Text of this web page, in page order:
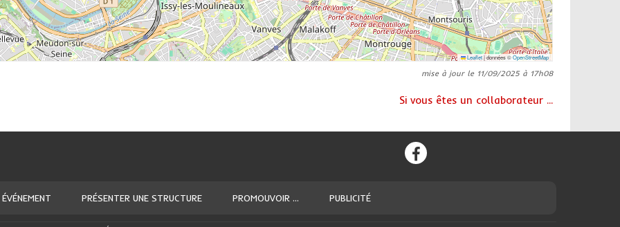
Leaflet|données ©OpenStreetMap
mise à jour le 11/09/2025 à 17h08
Si vous êtes un collaborateur ...
PRÉSENTER UNE STRUCTURE PROMOUVOIR ... PUBLICITÉ